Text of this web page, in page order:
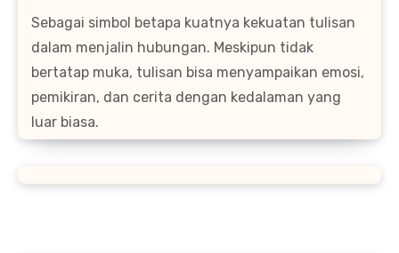
Sebagai simbol betapa kuatnya kekuatan tulisan
dalam menjalin hubungan. Meskipun tidak
bertatap muka, tulisan bisa menyampaikan emosi,
pemikiran, dan cerita dengan kedalaman yang
luar biasa.